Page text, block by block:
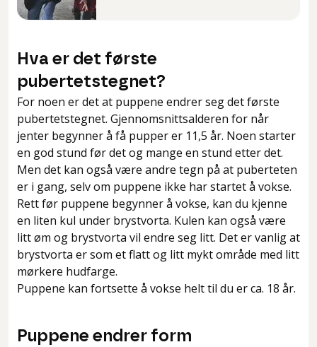
Hva er det første
pubertetstegnet?
For noen er det at puppene endrer seg det første
pubertetstegnet. Gjennomsnittsalderen for når
jenter begynner å få pupper er 11,5 år. Noen starter
en god stund før det og mange en stund etter det.
Men det kan også være andre tegn på at puberteten
er i gang, selv om puppene ikke har startet å vokse.
Rett før puppene begynner å vokse, kan du kjenne
en liten kul under brystvorta. Kulen kan også være
litt øm og brystvorta vil endre seg litt. Det er vanlig at
brystvorta er som et flatt og litt mykt område med litt
mørkere hudfarge.
Puppene kan fortsette å vokse helt til du er ca. 18 år.
Puppene endrer form